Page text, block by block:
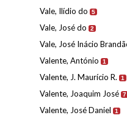
Vale, Ilídio do 5
Vale, José do 2
Vale, José Inácio
Valente, António 1
Valente, J. Maurício R. 1
Valente, Joaquim José 7
Valente, José Daniel 1